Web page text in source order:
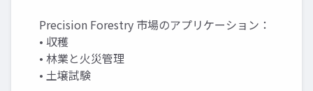
Precision Forestry 市場のアプリケーション：
• 収穫
• 林業と火災管理
• 土壌試験